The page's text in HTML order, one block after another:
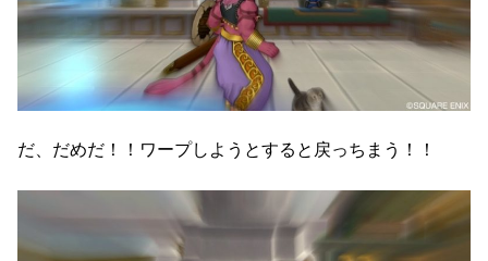
だ、だめだ！！ワープしようとすると戻っちまう！！